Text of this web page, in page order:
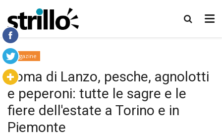
Magazine
Toma di Lanzo, pesche, agnolotti
e peperoni: tutte le sagre e le
fiere dell'estate a Torino e in
Piemonte